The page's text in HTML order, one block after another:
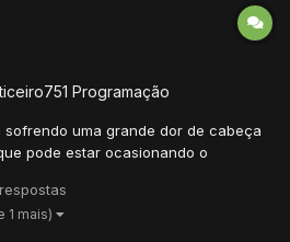
Programação
sofrendo uma grande dor de cabeça
pode estar ocasionando o
movimentar. Vejam na imagem logo
1 mais)